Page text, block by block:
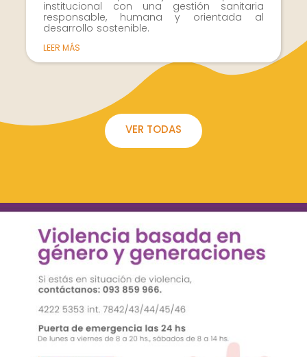
institucional con una gestión sanitaria
responsable, humana y orientada al
desarrollo sostenible.
LEER MÁS
VER TODAS